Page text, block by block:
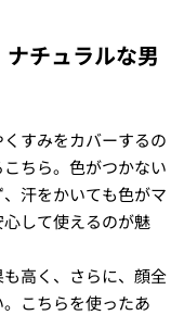
チュラルな男
すみをカバーするの
ちら。色がつかない
汗をかいても色がマ
して使えるのが魅
高く、さらに、顔全
こちらを使ったあ